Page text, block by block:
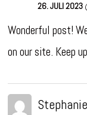
26. JULI 2023
Wonderful post!
on our site. Keep